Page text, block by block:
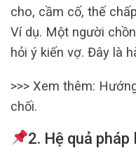
cho, cầm cố, thế
Ví dụ. Một người
hỏi ý kiến vợ. Đây là
>>> Xem thêm:
chối.
2. Hệ quả